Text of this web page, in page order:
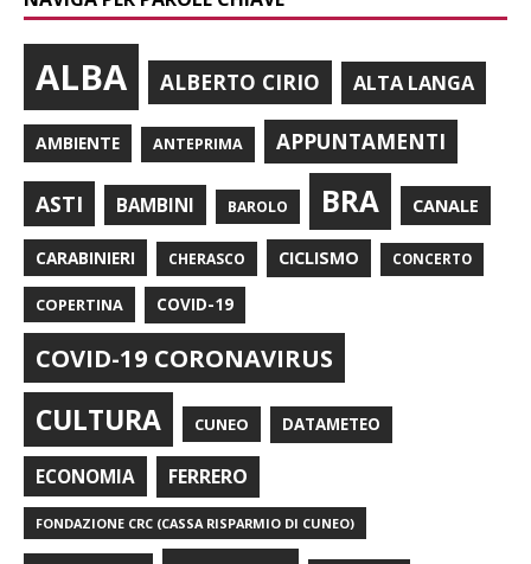
ALBA ALBERTO CIRIO ALTA LANGA
AMBIENTE ANTEPRIMA APPUNTAMENTI
ASTI BAMBINI BAROLO BRA CANALE
CARABINIERI CHERASCO CICLISMO CONCERTO
COPERTINA COVID-19
COVID-19 CORONAVIRUS
CULTURA CUNEO DATAMETEO
ECONOMIA FERRERO
FONDAZIONE CRC (CASSA RISPARMIO DI CUNEO)